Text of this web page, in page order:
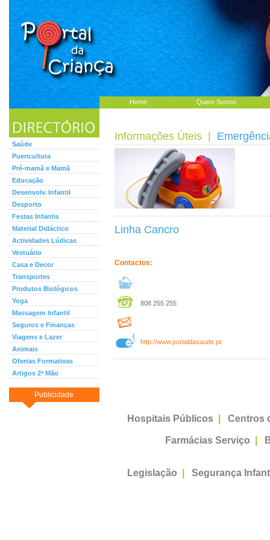
Home Quem Somos
Saúde
Puericultura
Pré-mamã e Mamã
Educação
Desenvolv. Infantil
Desporto
Festas Infantis
Material Didáctico
Actividades Lúdicas
Vestuário
Casa e Decor
Transportes
Produtos Biológicos
Yoga
Massagem Infantil
Seguros e Finanças
Viagens e Lazer
Animais
Ofertas Formativas
Artigos 2ª Mão
Publicidade
Informações Úteis
Linha Cancro
Contactos:
808 255 255
http://www.portaldasaude.pt
Hospitais Públicos Centros
Farmácias Serviço
Legislação Segurança